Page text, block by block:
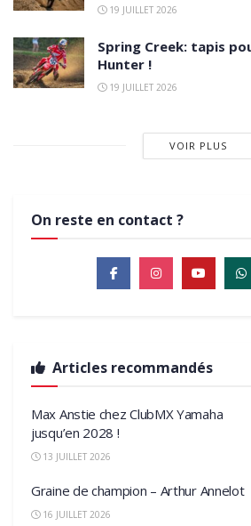
19 JUILLET 2026
Spring Creek: tapis
Hunter !
19 JUILLET 2026
VOIR PLUS
On reste en contact ?
Articles recommandés
Max Anstie chez ClubMX Yamaha
jusqu’en 2028 !
13 JUILLET 2026
Graine de champion – Arthur Annelot
16 JUILLET 2026